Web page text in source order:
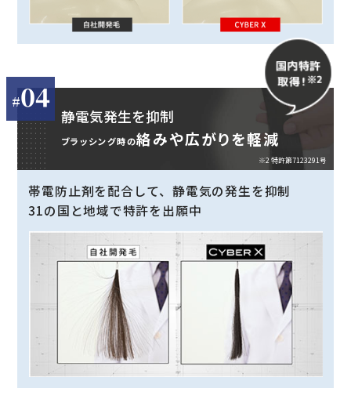
04
静電気発生を抑制
ブラッシング時の絡みや広がりを軽減
※2 特許第7123291号
帯電防止剤を配合して、静電気の発生を抑制
31の国と地域で特許を出願中